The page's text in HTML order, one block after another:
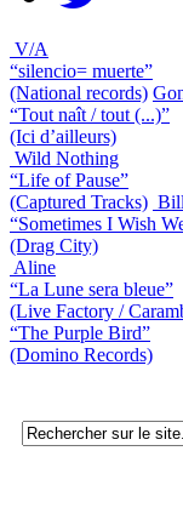
V/A
“silencio= muerte”
(National records)
“Tout naît / tout (...)”
(Ici d’ailleurs)
Wild Nothing
“Life of Pause”
(Captured Tracks)
“Sometimes I Wish
(Drag City)
Aline
“La Lune sera bleue”
(Live Factory /
“The Purple Bird”
(Domino Records)